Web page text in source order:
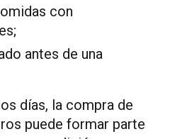
con
antes de una
días, la compra de
puede formar parte